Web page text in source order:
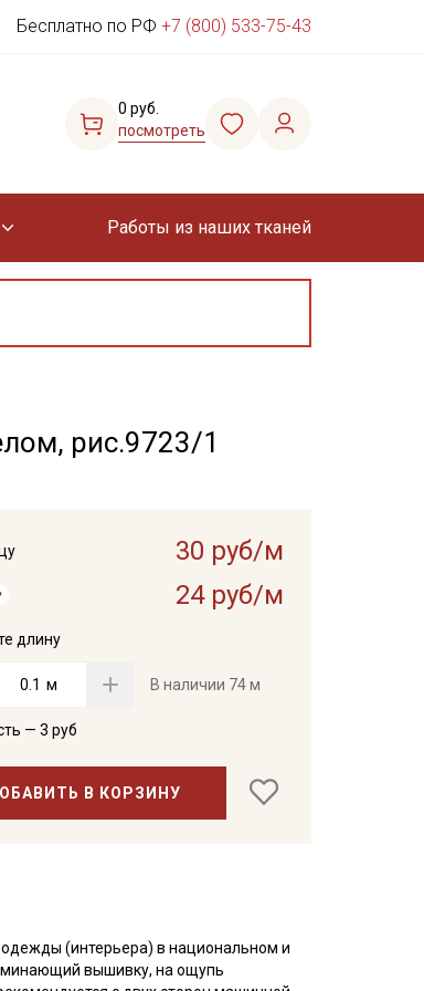
Бесплатно по РФ +7 (800) 533-75-43
0 руб.
посмотреть
Работы из наших тканей
рис.9723/1
30 руб/м
24 руб/м
длину
м В наличии 74 м
— 3 руб
В КОРЗИНУ
(интерьера) в национальном и
вышивку, на ощупь